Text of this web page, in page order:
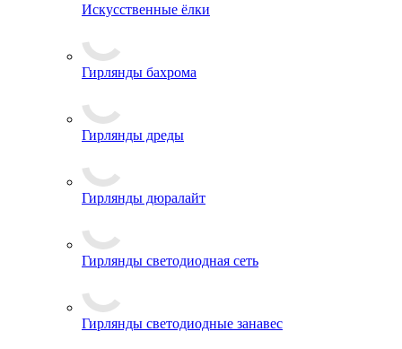
Искусственные ёлки
Гирлянды бахрома
Гирлянды дреды
Гирлянды дюралайт
Гирлянды светодиодная сеть
Гирлянды светодиодные занавес